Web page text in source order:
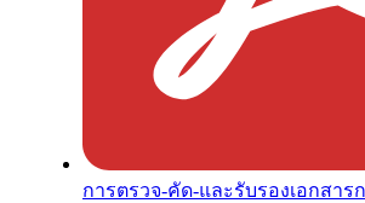
การตรวจ-คัด-และรับรองเอกสาร